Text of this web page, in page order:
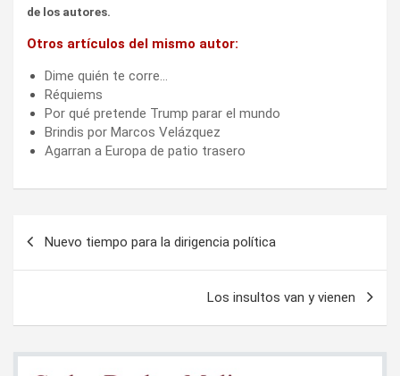
de los autores.
Otros artículos del mismo autor:
Dime quién te corre…
Réquiems
Por qué pretende Trump parar el mundo
Brindis por Marcos Velázquez
Agarran a Europa de patio trasero
Nuevo tiempo para la dirigencia política
Los insultos van y vienen